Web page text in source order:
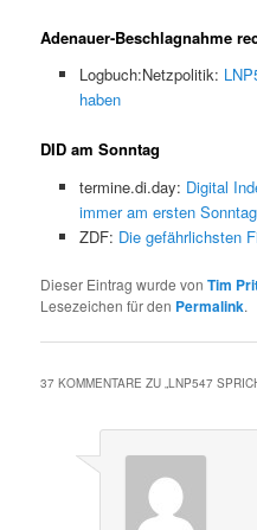
Adenauer-Beschlagnahme
Logbuch:Netzpolitik:
haben
DID am Sonntag
termine.di.day: Digital
immer am ersten
ZDF: Die gefährlichsten
Dieser Eintrag wurde vonTim
Lesezeichen für den Permalink.
37 KOMMENTARE ZU „LNP547